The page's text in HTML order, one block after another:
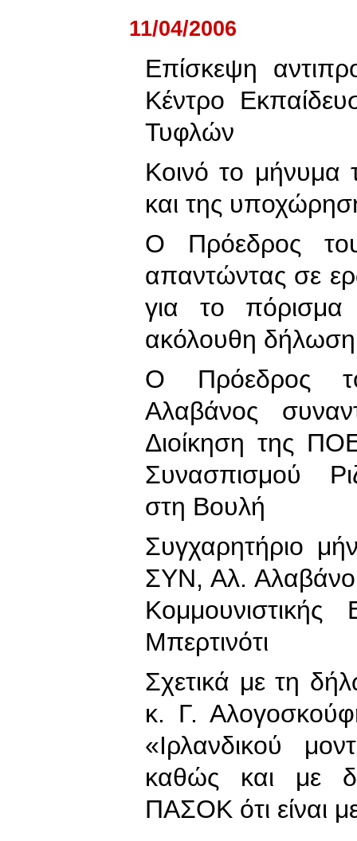
11/04/2006
Επίσκεψη
Κέντρο
Τυφλών
Κοινό το μήνυμα
και της
Ο Πρόεδρος
απαντώντας σε
για το
ακόλουθη
Ο Πρόεδρος
Αλαβάνος
Διοίκηση της
Συνασπισμού
στη Βουλή
Συγχαρητήριο
ΣΥΝ, Αλ.
Μπερτινότι
Σχετικά με τη
κ. Γ.
«Ιρλανδικού
καθώς και με
ΠΑΣΟΚ ότι είναι